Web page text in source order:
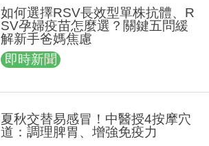
如何選擇RSV長效型單株抗體、R
SV孕婦疫苗怎麼選？關鍵五問緩
解新手爸媽焦慮
即時新聞
夏秋交替易感冒！中醫授4按摩穴
道：調理脾胃、增強免疫力